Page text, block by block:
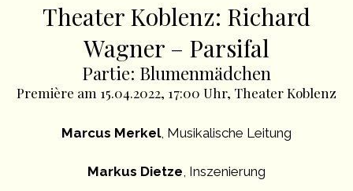
Theater Koblenz: Richard
Wagner – Parsifal
Partie: Blumenmädchen
Première am 15.04.2022, 17:00 Uhr, Theater Koblenz
Marcus Merkel, Musikalische Leitung
Markus Dietze, Inszenierung